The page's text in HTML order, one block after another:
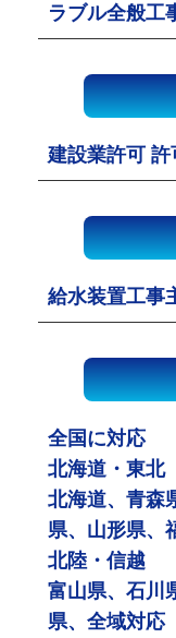
ラブル全般工
建設業許可 許
給水装置工事
全国に対応
北海道・東北
北海道、青森
県、山形県、
北陸・信越
富山県、石川
県、全域対応